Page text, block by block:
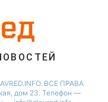
ВСЕ ПРАВА
дом 23. Телефон —